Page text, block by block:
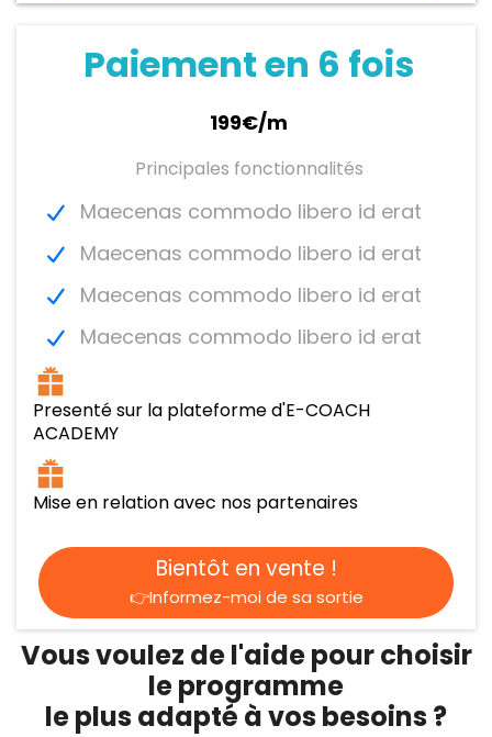
Paiement en 6 fois
199€/m
Principales fonctionnalités
Maecenas commodo libero id erat
Maecenas commodo libero id erat
Maecenas commodo libero id erat
Maecenas commodo libero id erat
Presenté sur la plateforme d'E-COACH
ACADEMY
Mise en relation avec nos partenaires
Bientôt en vente !
👉Informez-moi de sa sortie
Vous voulez de l'aide pour choisir
le programme
le plus adapté à vos besoins ?